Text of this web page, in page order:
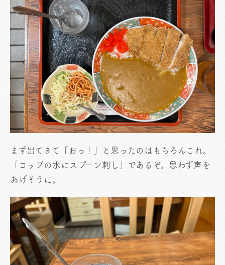
まず出てきて「おっ！」と思ったのはもちろんこれ。
「コップの水にスプーン刺し」であるぞ。思わず声を
あげそうに。